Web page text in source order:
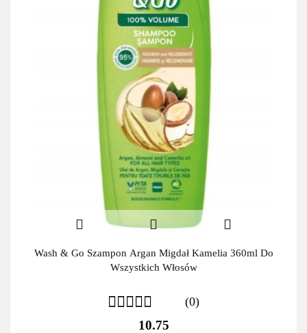
Wash & Go Szampon Argan Migdał Kamelia 360ml Do
Wszystkich Włosów
(0)
10.75